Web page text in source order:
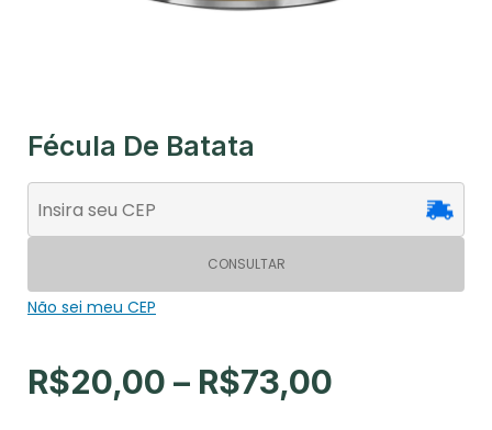
Fécula De Batata
CONSULTAR
Não sei meu CEP
R$20,00 – R$73,00